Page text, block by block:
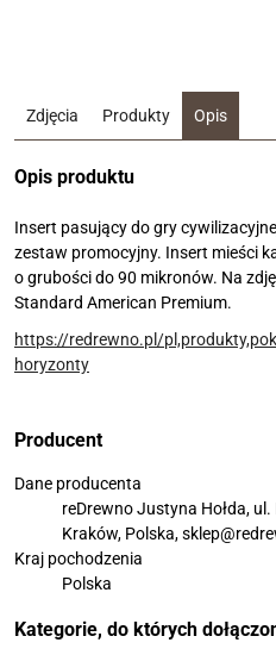
Zdjęcia Produkty Opis
Opis produktu
Insert pasujący do gry
zestaw promocyjny. Insert mieści
o grubości do 90 mikronów. Na
Standard American Premium.
https://redrewno.pl/
horyzonty
Producent
Dane producenta
reDrewno Justyna Hołda,
Kraków, Polska,
Kraj pochodzenia
Polska
Kategorie, do których